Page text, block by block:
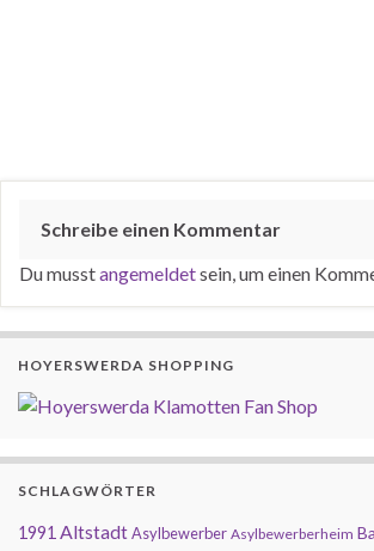
Schreibe einen Kommentar
Du musstangemeldetsein, um einen
HOYERSWERDA SHOPPING
SCHLAGWÖRTER
1991 AltstadtAsylbewerber Asylbewerberheim